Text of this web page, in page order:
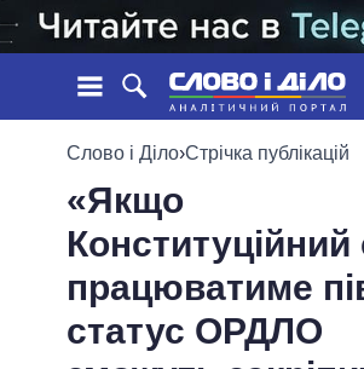
НОВИНИ
СТРІЧКА
ПОДІЇ
СТАТТІ
ДУМКИ
ОГЛЯДИ
ПОЛIТИКИ
УСІ ПОЛІТИКИ
ПРЕЗИДЕНТ І ОФІС
Слово і Діло›Стрічка публікацій
«Якщо
Конституційний
працюватиме
статус ОРДЛО